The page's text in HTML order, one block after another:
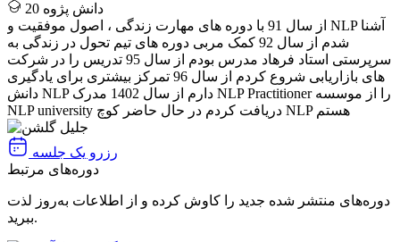
20 دانش پژوه
از سال 91 با دوره های مهارت زندگی ، اصول موفقیت و NLP آشنا
شدم از سال 92 کمک مربی دوره های تیم تحول در زندگی به
سرپرستی استاد فرهاد مدرس بودم از سال 95 تدریس را در شرکت
های بازاریابی شروع کردم از سال 96 تمرکز بیشتری برای یادگیری
دانش NLP دارم از سال 1402 مدرک NLP Practitioner را از موسسه
NLP university دریافت کردم در حال حاضر کوچ NLP هستم
رزرو یک جلسه
دوره‌های مرتبط
دوره‌های منتشر شده جدید را کاوش کرده و از اطلاعات به‌روز لذت
ببرید.